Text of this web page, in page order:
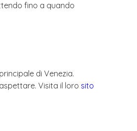
fino a quando
di Venezia.
Visita il loro sito